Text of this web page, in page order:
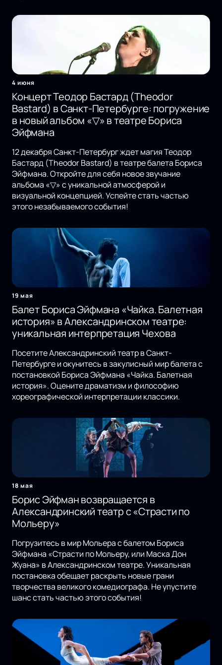
4 июня
Концерт Теодор Бастард (Theodor
Bastard) в Санкт-Петербурге: погружение
в новый альбом «▽» в театре Бориса
Эйфмана
12 декабря Санкт-Петербург ждет магия Теодор
Бастард (Theodor Bastard) в театре балета Бориса
Эйфмана. Откройте для себя новое звучание
альбома «▽» с уникальной атмосферой и
визуальной концепцией. Успейте стать частью
этого незабываемого события!
19 мая
Балет Бориса Эйфмана «Чайка. Балетная
история» в Александринском театре:
уникальная интерпретация Чехова
Посетите Александринский театр в Санкт-
Петербурге и окунитесь в закулисный мир балета с
постановкой Бориса Эйфмана «Чайка. Балетная
история». Оцените драматизм и философию
хореографической интерпретации классики.
18 мая
Борис Эйфман возвращается в
Александринский театр с «Страсти по
Мольеру»
Погрузитесь в мир Мольера с балетом Бориса
Эйфмана «Страсти по Мольеру, или Маска Дон
Жуана» в Александринском театре. Уникальная
постановка обещает раскрыть новые грани
творчества великого комедиографа. Не упустите
шанс стать частью этого события!